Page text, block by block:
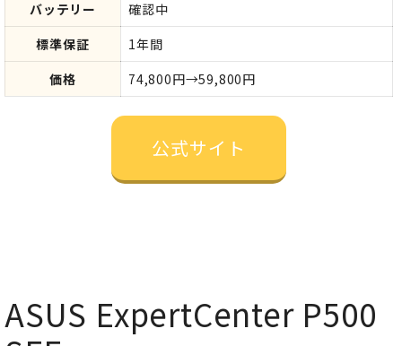
バッテリー
確認中
標準保証
1年間
価格
74,800円→59,800円
公式サイト
ASUS ExpertCenter P500